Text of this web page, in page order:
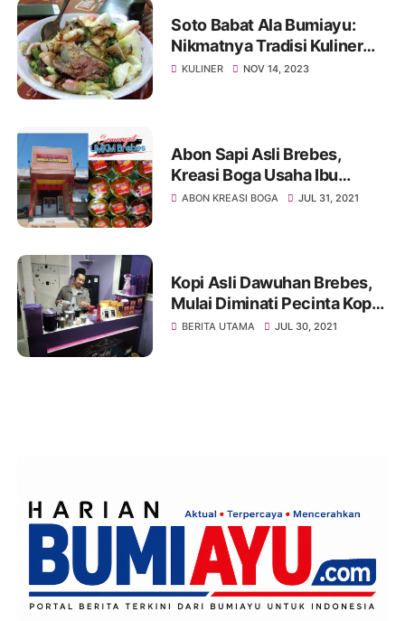
Soto Babat Ala Bumiayu:
Nikmatnya Tradisi Kuliner
yang Meriah
KULINER NOV 14, 2023
Abon Sapi Asli Brebes,
Kreasi Boga Usaha Ibu
Mas'adah
ABON KREASI BOGA JUL 31, 2021
Kopi Asli Dawuhan Brebes,
Mulai Diminati Pecinta Kopi
Yang Ada di Nusantara
BERITA UTAMA JUL 30, 2021